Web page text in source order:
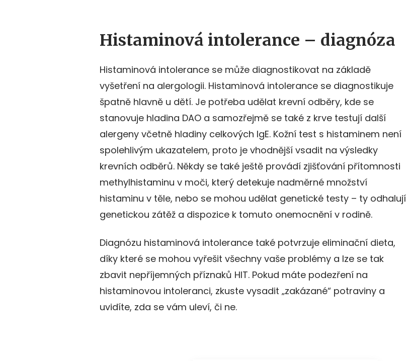
Histaminová intolerance – diagnóza
Histaminová intolerance se může diagnostikovat na základě
vyšetření na alergologii. Histaminová intolerance se diagnostikuje
špatně hlavně u dětí. Je potřeba udělat krevní odběry, kde se
stanovuje hladina DAO a samozřejmě se také z krve testují další
alergeny včetně hladiny celkových IgE. Kožní test s histaminem není
spolehlivým ukazatelem, proto je vhodnější vsadit na výsledky
krevních odběrů. Někdy se také ještě provádí zjišťování přítomnosti
methylhistaminu v moči, který detekuje nadměrné množství
histaminu v těle, nebo se mohou udělat genetické testy – ty odhalují
genetickou zátěž a dispozice k tomuto onemocnění v rodině.
Diagnózu histaminová intolerance také potvrzuje eliminační dieta,
díky které se mohou vyřešit všechny vaše problémy a lze se tak
zbavit nepříjemných příznaků HIT. Pokud máte podezření na
histaminovou intoleranci, zkuste vysadit „zakázané“ potraviny a
uvidíte, zda se vám uleví, či ne.